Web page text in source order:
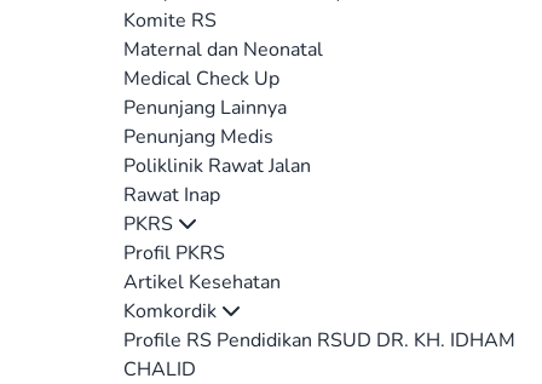
Komite RS
Maternal dan Neonatal
Medical Check Up
Penunjang Lainnya
Penunjang Medis
Poliklinik Rawat Jalan
Rawat Inap
PKRS
Profil PKRS
Artikel Kesehatan
Komkordik
Profile RS Pendidikan RSUD DR. KH. IDHAM
CHALID